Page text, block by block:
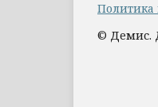
© Демис.